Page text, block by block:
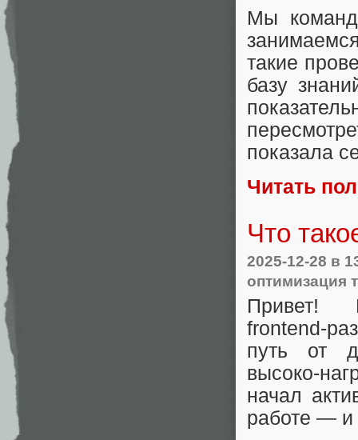
Мы
такие
базу
показала
Читать
Что
2025-12-28 в
оптимизация
путь от
начал
работе — и